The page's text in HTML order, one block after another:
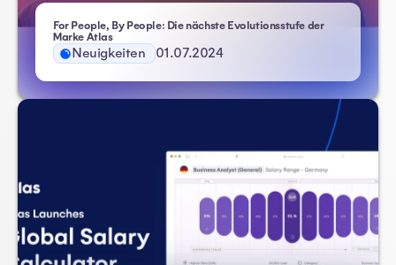
For People, By People: Die nächste Evolutionsstufe der
Marke Atlas
Neuigkeiten 01.07.2024